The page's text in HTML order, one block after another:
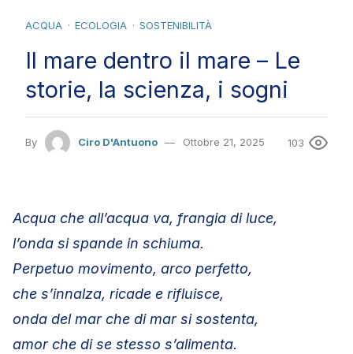
ACQUA ECOLOGIA SOSTENIBILITÀ
Il mare dentro il mare – Le
storie, la scienza, i sogni
By Ciro D'Antuono Ottobre 21, 2025 103
Acqua che all’acqua va, frangia di luce,
l’onda si spande in schiuma.
Perpetuo movimento, arco perfetto,
che s’innalza, ricade e rifluisce,
onda del mar che di mar si sostenta,
amor che di se stesso s’alimenta.